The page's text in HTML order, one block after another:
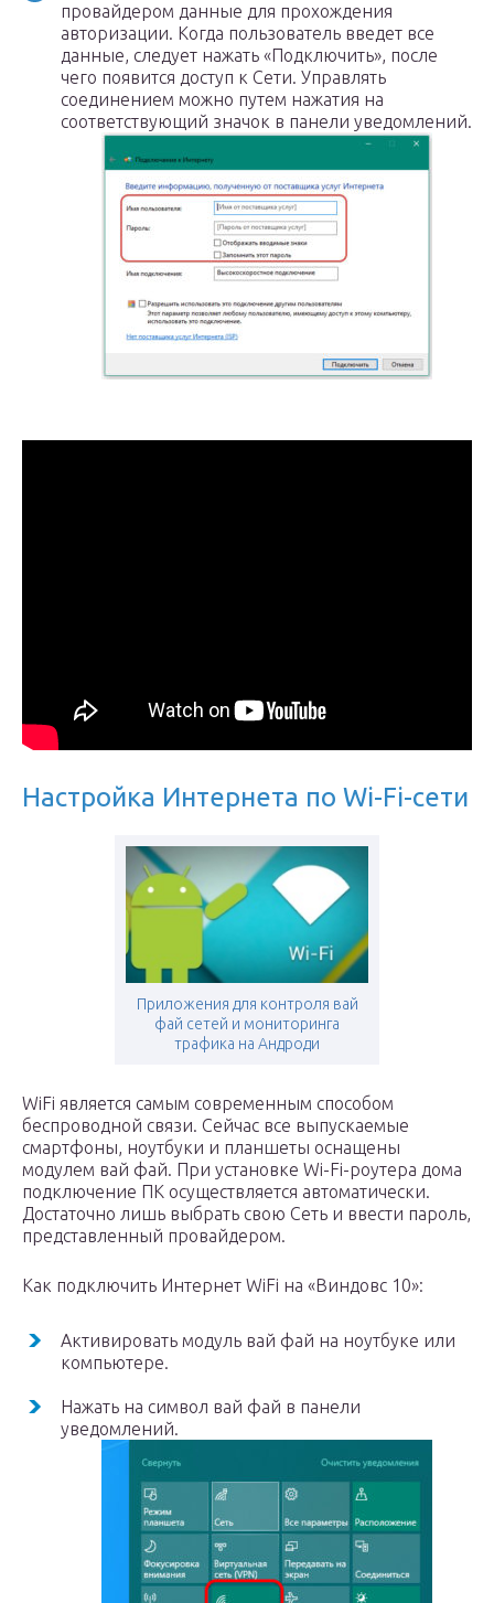
провайдером данные для прохождения
авторизации. Когда пользователь введет все
данные, следует нажать «Подключить», после
чего появится доступ к Сети. Управлять
соединением можно путем нажатия на
соответствующий значок в панели уведомлений.
Настройка Интернета по Wi-Fi-сети
Приложения для контроля вай
фай сетей и мониторинга
трафика на Андроди
WiFi является самым современным способом
беспроводной связи. Сейчас все выпускаемые
смартфоны, ноутбуки и планшеты оснащены
модулем вай фай. При установке Wi-Fi-роутера дома
подключение ПК осуществляется автоматически.
Достаточно лишь выбрать свою Сеть и ввести пароль,
представленный провайдером.
Как подключить Интернет WiFi на «Виндовс 10»:
Активировать модуль вай фай на ноутбуке или
компьютере.
Нажать на символ вай фай в панели
уведомлений.